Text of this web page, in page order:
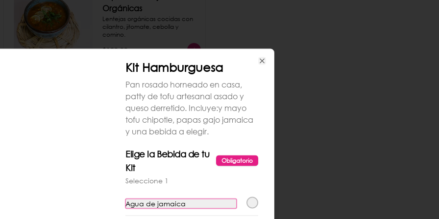
Orgánicas
Lentejas orgánicas cocidas con
cilantro, jitomate, cebolla y
comino.
$120.00
Trío de tacos
Tacos hechos con ingredientes
naturales y frescos servidos en
hechas a mano al momento. Dar
la opción de los 6 rellenos de
tacos: - pastor de setas -
machacha tofu - coliflor con
requesón de coco - papas al
(mousse de aguacate).
$260.00
Kit Hamburguesa
Pan rosado horneado en casa,
patty de tofu artesanal asado y
queso derretido. Incluye:y mayo
tofu chipotle, papas gajo jamaica
y una bebida a elegir.
Elige la Bebida de tu
Kit
Obligatorio
Seleccione 1
Agua de jamaica